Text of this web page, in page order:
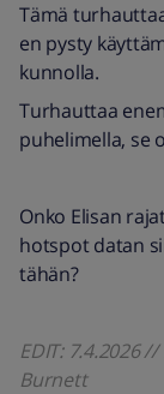
Tämä
en pysty
kunnolla.
Turhauttaa
puhelimella, se
Onko Elisan
hotspot datan
tähän?
EDIT: 7.4.2026
Burnett